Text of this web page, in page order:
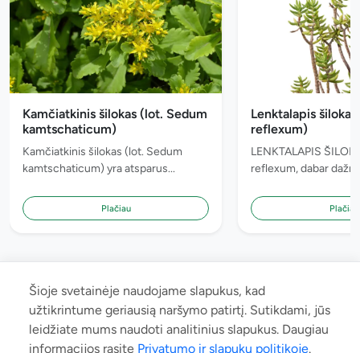
Kamčiatkinis šilokas (lot. Sedum
kamtschaticum)
Kamčiatkinis šilokas (lot. Sedum
kamtschaticum) yra atsparus...
Plačiau
Lenktalapis
reflexum)
LENKTALAPIS
reflexum, dabar
Plačiau
© 2026 manoaugalas.lt. Neradote Jums reikalingo augalo ar radote
Šioje svetainėje naudojame slapukus, kad
užtikrintume geriausią naršymo patirtį. Sutikdami, jūs
leidžiate mums naudoti analitinius slapukus. Daugiau
informacijos rasite Privatumo ir slapukų politikoje.